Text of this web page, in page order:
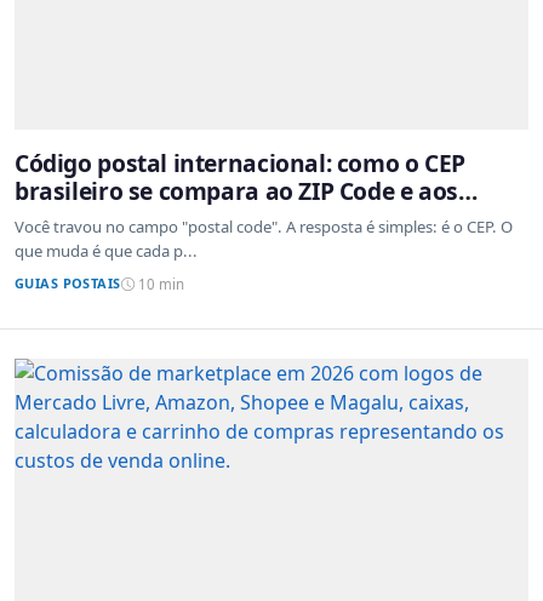
Código postal internacional: como o CEP
brasileiro se compara ao ZIP Code e aos
sistemas de outros países
Você travou no campo "postal code". A resposta é simples: é o CEP. O
que muda é que cada p...
GUIAS POSTAIS 10 min